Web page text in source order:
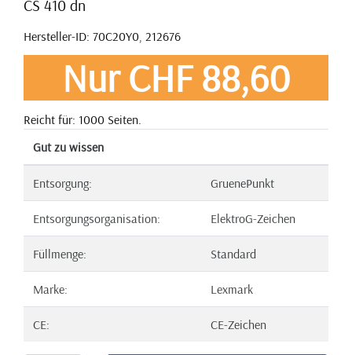
CS 410 dn
Hersteller-ID: 70C20Y0, 212676
Nur CHF 88,60
Reicht für: 1000 Seiten.
Gut zu wissen
Entsorgung: GruenePunkt
Entsorgungsorganisation: ElektroG-Zeichen
Füllmenge: Standard
Marke: Lexmark
CE: CE-Zeichen